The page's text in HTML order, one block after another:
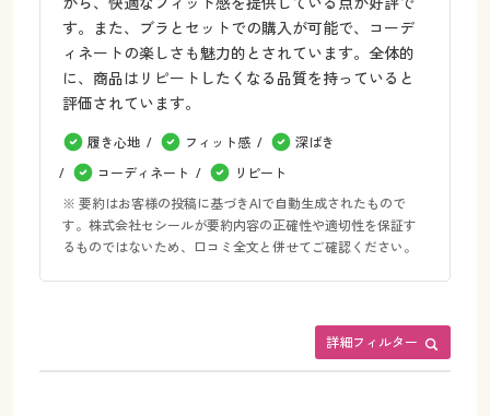
す。また、ブラとセットでの購入が可能で、コーデ
ィネートの楽しさも魅力的とされています。全体的
に、商品はリピートしたくなる品質を持っていると
評価されています。
履き心地 フィット感
深ばき
コーディネート
リピート
※ 要約はお客様の投稿に基づきAIで自動生成されたもので
す。株式会社セシールが要約内容の正確性や適切性を保証す
るものではないため、口コミ全文と併せてご確認ください。
詳細フィルター